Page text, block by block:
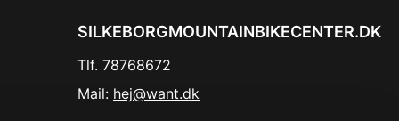
SILKEBORGMOUNTAINBIKECENTER.DK
Tlf. 78768672
Mail: hej@want.dk